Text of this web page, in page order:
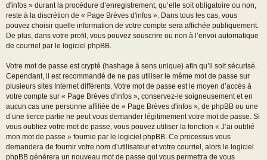
d'infos » durant la procédure d’enregistrement, qu’elle soit obligatoire ou non,
reste à la discrétion de « Page Brèves d'infos ». Dans tous les cas, vous
pouvez choisir quelle information de votre compte sera affichée publiquement.
De plus, dans votre profil, vous pouvez souscrire ou non à l’envoi automatique
de courriel par le logiciel phpBB.
Votre mot de passe est crypté (hashage à sens unique) afin qu’il soit sécurisé.
Cependant, il est recommandé de ne pas utiliser le même mot de passe sur
plusieurs sites Internet différents. Votre mot de passe est le moyen d’accès à
votre compte sur « Page Brèves d'infos », conservez-le soigneusement et en
aucun cas une personne affiliée de « Page Brèves d'infos », de phpBB ou une
d’une tierce partie ne peut vous demander légitimement votre mot de passe. Si
vous oubliez votre mot de passe, vous pouvez utiliser la fonction « J’ai oublié
mon mot de passe » fournie par le logiciel phpBB. Ce processus vous
demandera de fournir votre nom d’utilisateur et votre courriel, alors le logiciel
phpBB générera un nouveau mot de passe qui vous permettra de vous